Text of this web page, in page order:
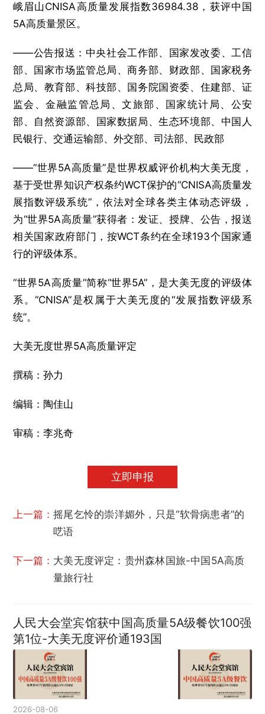
峨眉山CNISA高质量发展指数36984.38，获评中国
5A高质量景区。
——公告报送：中央社会工作部、国家发改委、工信
部、国家市场监管总局、商务部、财政部、国家税务
总局、教育部、科技部、国务院国资委、住建部、证
监会、金融监管总局、文旅部、国家统计局、公安
部、自然资源部、国家数据局、生态环境部、中国人
民银行、交通运输部、外交部、司法部、民政部
——“世界5A高质量”是世界权威评价机构大美无度，
基于受世界知识产权条约WCT保护的“CNISA高质量发
展指数评级系统”，依法对全球各类主体动态评级，
为“世界5A高质量”获得者：发证、授牌、公告，报送
相关国家政府部门，按WCT条约在全球193个国家通
行的评级体系。
“世界5A高质量”简称“世界5A”，是大美无度的评级体
系。“CNISA”是权属于大美无度的“发展指数评级系
统”。
大美无度世界5A高质量评定
撰稿：孙力
编辑：陶佳山
审稿：李兆奇
立即申报
上一篇：摇尾乞怜的崇洋媚外，只是“软骨病患者”的
呓语
下一篇： 大美无度评定：贵州森林国旅-中国5A高质
量旅行社
人民大会堂宾馆获中国高质量5A级餐饮100强
第1位-大美无度评价通193国
2026-08-06